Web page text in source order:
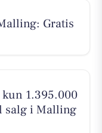
Gratis
1.395.000
salg i Malling